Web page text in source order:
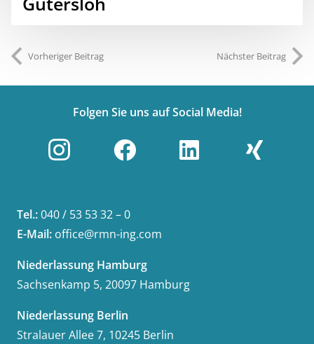
Vorheriger Beitrag Nächster Beitrag
Folgen Sie uns auf Social Media!
Tel.:040 / 53 53 32 – 0
E-Mail: office@rmn-ing.com
Niederlassung Hamburg
Sachsenkamp 5, 20097 Hamburg
Niederlassung Berlin
Stralauer Allee 7, 10245 Berlin